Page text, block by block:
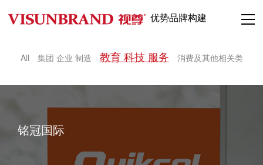
优势品牌构建
All 集团 企业 制造 教育 科技 服务 消费及其他相关类
铭冠国际